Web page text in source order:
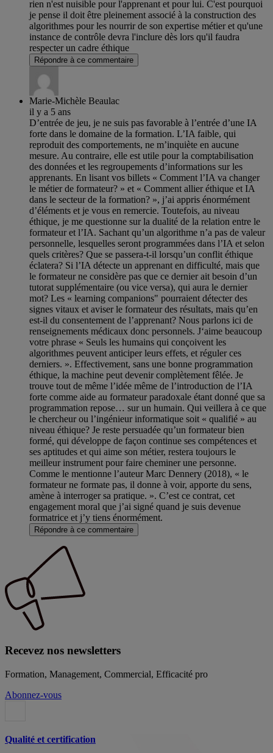
rien n'est nuisible pour l'apprenant et pour lui. C'est pourquoi
je pense il doit être pleinement associé à la construction des
algorithmes pour les nourrir de son expertise métier et qu'une
instance de contrôle devra l'inclure dès lors qu'il faudra
respecter un cadre éthique
Répondre à ce commentaire
Marie-Michèle Beaulac
il y a 5 ans
D’entrée de jeu, je ne suis pas favorable à l’entrée d’une IA
forte dans le domaine de la formation. L’IA faible, qui
reproduit des comportements, ne m’inquiète en aucune
mesure. Au contraire, elle est utile pour la comptabilisation
des données et les regroupements d’informations sur les
apprenants. En lisant vos billets « Comment l’IA va changer
le métier de formateur? » et « Comment allier éthique et IA
dans le secteur de la formation? », j’ai appris énormément
d’éléments et je vous en remercie. Toutefois, au niveau
éthique, je me questionne sur la dualité de la relation entre le
formateur et l’IA. Sachant qu’un algorithme n’a pas de valeur
personnelle, lesquelles seront programmées dans l’IA et selon
quels critères? Que se passera-t-il lorsqu’un conflit éthique
éclatera? Si l’IA détecte un apprenant en difficulté, mais que
le formateur ne considère pas que ce dernier ait besoin d’un
tutorat supplémentaire (ou vice versa), qui aura le dernier
mot? Les « learning companions" pourraient détecter des
signes vitaux et aviser le formateur des résultats, mais qu’en
est-il du consentement de l’apprenant? Nous parlons ici de
renseignements médicaux donc personnels. J‘aime beaucoup
votre phrase « Seuls les humains qui conçoivent les
algorithmes peuvent anticiper leurs effets, et réguler ces
derniers. ». Effectivement, sans une bonne programmation
éthique, la machine peut devenir complètement fêlée. Je
trouve tout de même l’idée même de l’introduction de l’IA
forte comme aide au formateur paradoxale étant donné que sa
programmation repose… sur un humain. Qui veillera à ce que
le chercheur ou l’ingénieur informatique soit « qualifié » au
niveau éthique? Je reste persuadée qu’un formateur bien
formé, qui développe de façon continue ses compétences et
ses aptitudes et qui aime son métier, restera toujours le
meilleur instrument pour faire cheminer une personne.
Comme le mentionne l’auteur Marc Dennery (2018), « le
formateur ne formate pas, il donne à voir, apporte du sens,
amène à interroger sa pratique. ». C’est ce contrat, cet
engagement moral que j’ai signé quand je suis devenue
formatrice et j’y tiens énormément.
Répondre à ce commentaire
Recevez nos newsletters
Formation, Management, Commercial, Efficacité pro
Abonnez-vous
Qualité et certification